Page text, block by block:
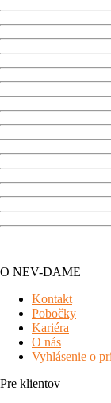
O NEV-DAME
Kontakt
Pobočky
Kariéra
O nás
Vyhlásenie o
Pre klientov